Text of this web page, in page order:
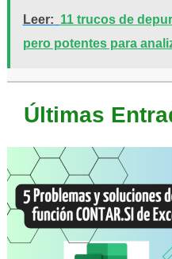
Leer: 11 trucos de
pero potentes para
Últimas